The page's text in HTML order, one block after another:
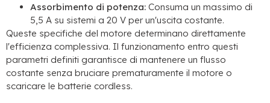
Assorbimento di potenza: Consuma un massimo di
5,5 A su sistemi a 20 V per un'uscita costante.
Queste specifiche del motore determinano direttamente
l'efficienza complessiva. Il funzionamento entro questi
parametri definiti garantisce di mantenere un flusso
costante senza bruciare prematuramente il motore o
scaricare le batterie cordless.